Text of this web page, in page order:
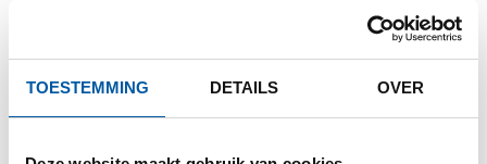
TOESTEMMING DETAILS OVER
1-1 van 1
bent
FILTEREN